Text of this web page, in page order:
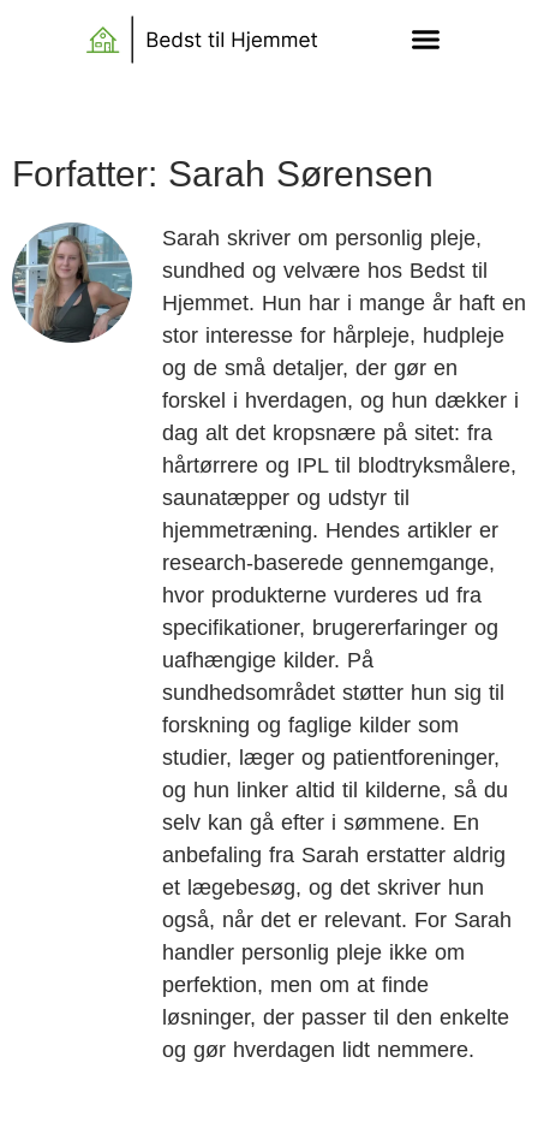
Forfatter: Sarah Sørensen
Sarah skriver om personlig pleje,
sundhed og velvære hos Bedst til
Hjemmet. Hun har i mange år haft en
stor interesse for hårpleje, hudpleje
og de små detaljer, der gør en
forskel i hverdagen, og hun dækker i
dag alt det kropsnære på sitet: fra
hårtørrere og IPL til blodtryksmålere,
saunatæpper og udstyr til
hjemmetræning. Hendes artikler er
research-baserede gennemgange,
hvor produkterne vurderes ud fra
specifikationer, brugererfaringer og
uafhængige kilder. På
sundhedsområdet støtter hun sig til
forskning og faglige kilder som
studier, læger og patientforeninger,
og hun linker altid til kilderne, så du
selv kan gå efter i sømmene. En
anbefaling fra Sarah erstatter aldrig
et lægebesøg, og det skriver hun
også, når det er relevant. For Sarah
handler personlig pleje ikke om
perfektion, men om at finde
løsninger, der passer til den enkelte
og gør hverdagen lidt nemmere.